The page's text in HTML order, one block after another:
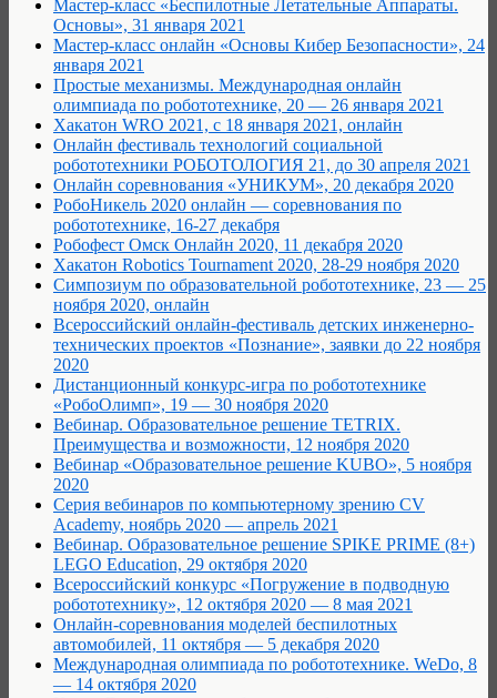
Мастер-класс «Беспилотные Летательные Аппараты.
Основы», 31 января 2021
Мастер-класс онлайн «Основы Кибер Безопасности», 24
января 2021
Простые механизмы. Международная онлайн
олимпиада по робототехнике, 20 — 26 января 2021
Хакатон WRO 2021, с 18 января 2021, онлайн
Онлайн фестиваль технологий социальной
робототехники РОБОТОЛОГИЯ 21, до 30 апреля 2021
Онлайн соревнования «УНИКУМ», 20 декабря 2020
РобоНикель 2020 онлайн — соревнования по
робототехнике, 16-27 декабря
Робофест Омск Онлайн 2020, 11 декабря 2020
Хакатон Robotics Tournament 2020, 28-29 ноября 2020
Cимпозиум по образовательной робототехнике, 23 — 25
ноября 2020, онлайн
Всероссийский онлайн-фестиваль детских инженерно-
технических проектов «Познание», заявки до 22 ноября
2020
Дистанционный конкурс-игра по робототехнике
«РобоОлимп», 19 — 30 ноября 2020
Вебинар. Образовательное решение TETRIX.
Преимущества и возможности, 12 ноября 2020
Вебинар «Образовательное решение KUBO», 5 ноября
2020
Серия вебинаров по компьютерному зрению CV
Academy, ноябрь 2020 — апрель 2021
Вебинар. Образовательное решение SPIKE PRIME (8+)
LEGO Education, 29 октября 2020
Всероссийский конкурс «Погружение в подводную
робототехнику», 12 октября 2020 — 8 мая 2021
Онлайн-соревнования моделей беспилотных
автомобилей, 11 октября — 5 декабря 2020
Международная олимпиада по робототехнике. WeDo, 8
— 14 октября 2020